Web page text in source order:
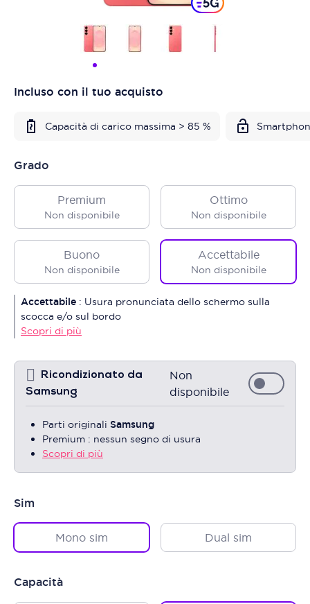
Incluso con il tuo acquisto
Capacità di carico massima > 85 %
Grado
Premium
Non disponibile
Ottimo
Non disponibile
Buono
Non disponibile
Accettabile
Non disponibile
Accettabile : Usura pronunciata dello schermo sulla
scocca e/o sul bordo
Scopri di più
Ricondizionato da
Samsung
Non
disponibile
Parti originali Samsung
Premium : nessun segno di usura
Scopri di più
Sim
Mono sim Dual sim
Capacità